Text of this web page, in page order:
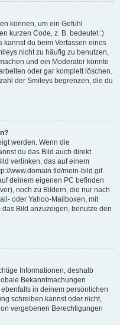
können, um ein Gefühl
kurzen Code, z. B. bedeutet :)
kannst du beim Verfassen eines
nicht zu häufig zu benutzen,
und ein Moderator könnte
oder gar komplett löschen.
der Smileys begrenzen, die du
werden. Wenn die
du das Bild auch direkt
verlinken, das auf einem
www.domain.tld/mein-bild.gif.
deinem eigenen PC befinden
noch zu Bildern, die nur nach
oder Yahoo-Mailboxen, mit
Bild anzuzeigen, benutze den
Informationen, deshalb
Bekanntmachungen
in deinem persönlichen
schreiben kannst oder nicht,
vergebenen Berechtigungen